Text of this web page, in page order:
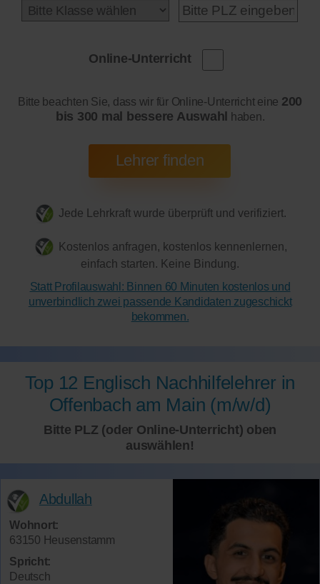
Online-Unterricht
Bitte beachten Sie, dass wir für Online-Unterricht eine 200
bis 300 mal bessere Auswahl haben.
Jede Lehrkraft wurde überprüft und verifiziert.
Kostenlos anfragen, kostenlos kennenlernen,
einfach starten. Keine Bindung.
Statt Profilauswahl: Binnen 60 Minuten kostenlos und
unverbindlich zwei passende Kandidaten zugeschickt
bekommen.
Top 12 Englisch Nachhilfelehrer in
Offenbach am Main (m/w/d)
Bitte PLZ (oder Online-Unterricht) oben
auswählen!
Abdullah
Wohnort:
63150 Heusenstamm
Spricht:
Deutsch